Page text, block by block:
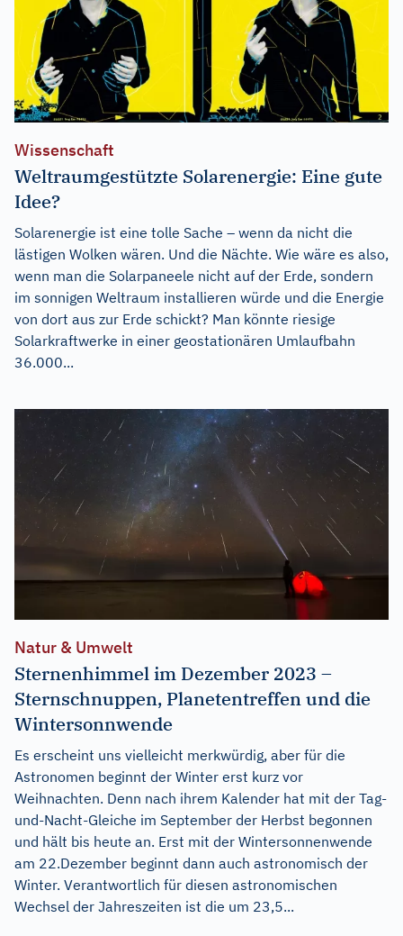
Wissenschaft
Weltraumgestützte Solarenergie: Eine gute
Idee?
Solarenergie ist eine tolle Sache – wenn da nicht die
lästigen Wolken wären. Und die Nächte. Wie wäre es also,
wenn man die Solarpaneele nicht auf der Erde, sondern
im sonnigen Weltraum installieren würde und die Energie
von dort aus zur Erde schickt? Man könnte riesige
Solarkraftwerke in einer geostationären Umlaufbahn
36.000...
Natur & Umwelt
Sternenhimmel im Dezember 2023 –
Sternschnuppen, Planetentreffen und die
Wintersonnwende
Es erscheint uns vielleicht merkwürdig, aber für die
Astronomen beginnt der Winter erst kurz vor
Weihnachten. Denn nach ihrem Kalender hat mit der Tag-
und-Nacht-Gleiche im September der Herbst begonnen
und hält bis heute an. Erst mit der Wintersonnenwende
am 22.Dezember beginnt dann auch astronomisch der
Winter. Verantwortlich für diesen astronomischen
Wechsel der Jahreszeiten ist die um 23,5...